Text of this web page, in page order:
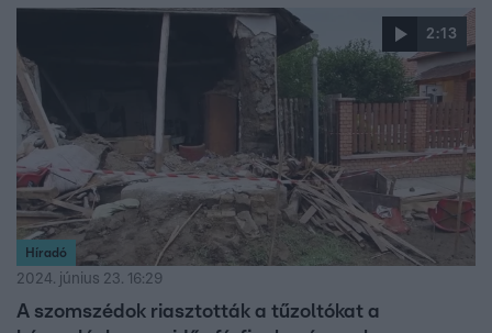
2:13
Híradó
2024. június 23. 16:29
A szomszédok riasztották a tűzoltókat a